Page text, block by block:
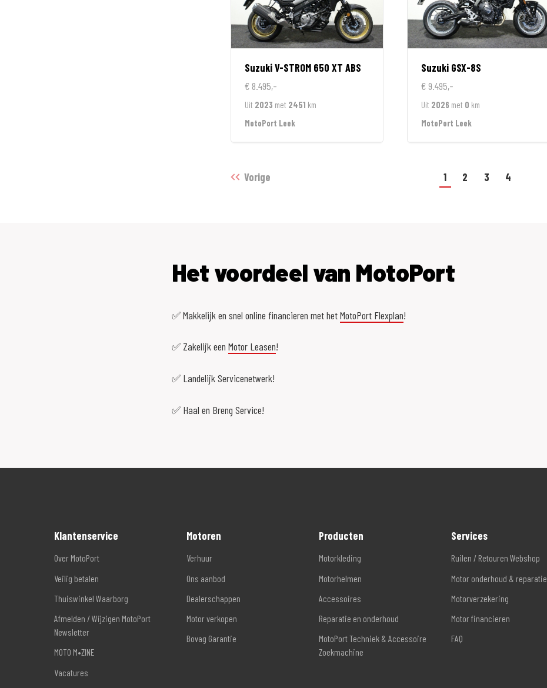
SuzukiV-STROM 650 XT ABS
€ 8.495,-
Uit 2023 met 2451 km
MotoPort Leek
Suzuki GSX-8S
€ 9.495,-
Uit 2026 met 0 km
MotoPort Leek
Vorige 1 2 3 4
Het voordeel van MotoPort
✅ Makkelijk en snel online financieren met hetMotoPort Flexplan!
✅ Zakelijk een Motor Leasen!
✅ Landelijk Servicenetwerk!
✅ Haal en Breng Service!
Klantenservice
Over MotoPort
Veilig betalen
Thuiswinkel Waarborg
Afmelden / Wijzigen MotoPort
Newsletter
MOTO M•ZINE
Vacatures
Motoren
Verhuur
Ons aanbod
Dealerschappen
Motor verkopen
Bovag Garantie
Producten
Motorkleding
Motorhelmen
Accessoires
Reparatie en onderhoud
MotoPort Techniek & Accessoire
Zoekmachine
Services
Ruilen / Retouren Webshop
Motor onderhoud & reparatie
Motorverzekering
Motor financieren
FAQ